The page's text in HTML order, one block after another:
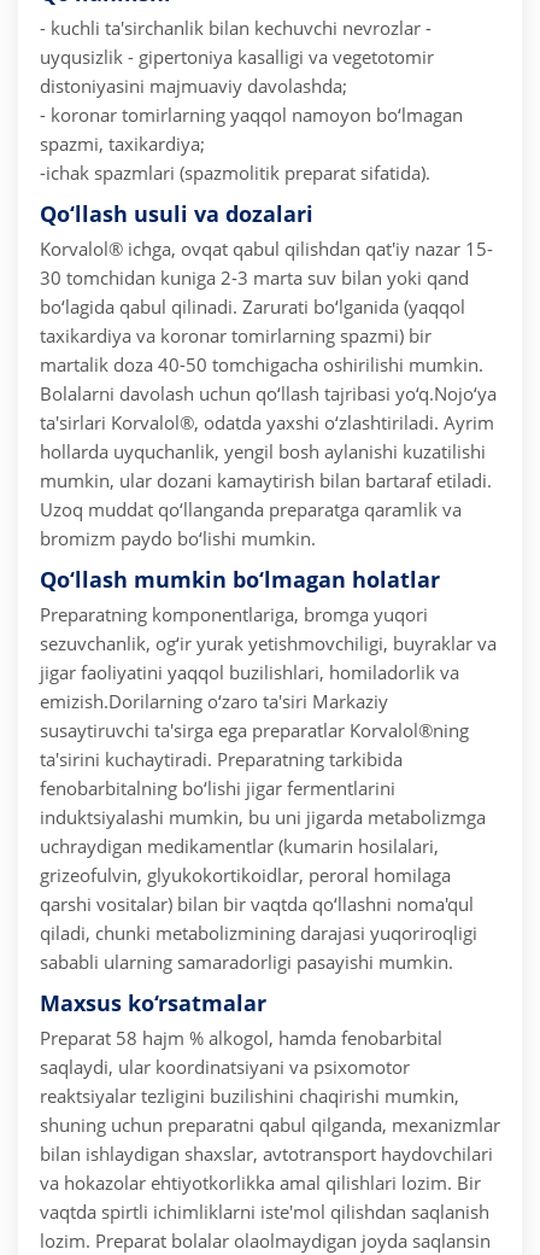
- kuchli ta'sirchanlik bilan kechuvchi nevrozlar -
uyqusizlik - gipertoniya kasalligi va vegetotomir
distoniyasini majmuaviy davolashda;
- koronar tomirlarning yaqqol namoyon bo‘lmagan
spazmi, taxikardiya;
-ichak spazmlari (spazmolitik preparat sifatida).
Qo‘llash usuli va dozalari
Korvalol® ichga, ovqat qabul qilishdan qat'iy nazar 15-
30 tomchidan kuniga 2-3 marta suv bilan yoki qand
bo‘lagida qabul qilinadi. Zarurati bo‘lganida (yaqqol
taxikardiya va koronar tomirlarning spazmi) bir
martalik doza 40-50 tomchigacha oshirilishi mumkin.
Bolalarni davolash uchun qo‘llash tajribasi yo‘q.Nojo‘ya
ta'sirlari Korvalol®, odatda yaxshi o‘zlashtiriladi. Ayrim
hollarda uyquchanlik, yengil bosh aylanishi kuzatilishi
mumkin, ular dozani kamaytirish bilan bartaraf etiladi.
Uzoq muddat qo‘llanganda preparatga qaramlik va
bromizm paydo bo‘lishi mumkin.
Qo‘llash mumkin bo‘lmagan holatlar
Preparatning komponentlariga, bromga yuqori
sezuvchanlik, og‘ir yurak yetishmovchiligi, buyraklar va
jigar faoliyatini yaqqol buzilishlari, homiladorlik va
emizish.Dorilarning o‘zaro ta'siri Markaziy
susaytiruvchi ta'sirga ega preparatlar Korvalol®ning
ta'sirini kuchaytiradi. Preparatning tarkibida
fenobarbitalning bo‘lishi jigar fermentlarini
induktsiyalashi mumkin, bu uni jigarda metabolizmga
uchraydigan medikamentlar (kumarin hosilalari,
grizeofulvin, glyukokortikoidlar, peroral homilaga
qarshi vositalar) bilan bir vaqtda qo‘llashni noma'qul
qiladi, chunki metabolizmining darajasi yuqoriroqligi
sababli ularning samaradorligi pasayishi mumkin.
Maxsus ko‘rsatmalar
Preparat 58 hajm % alkogol, hamda fenobarbital
saqlaydi, ular koordinatsiyani va psixomotor
reaktsiyalar tezligini buzilishini chaqirishi mumkin,
shuning uchun preparatni qabul qilganda, mexanizmlar
bilan ishlaydigan shaxslar, avtotransport haydovchilari
va hokazolar ehtiyotkorlikka amal qilishlari lozim. Bir
vaqtda spirtli ichimliklarni iste'mol qilishdan saqlanish
lozim. Preparat bolalar olaolmaydigan joyda saqlansin